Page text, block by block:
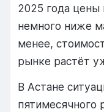
2025 года цены
немного ниже
менее,
рынке растёт
В Астане
пятимесячного